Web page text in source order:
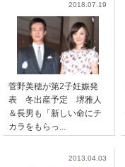
2018.07.19
菅野美穂が第2子妊娠発
表 冬出産予定 堺雅人
＆長男も「新しい命にチ
カラをもらっ...
2013.04.03